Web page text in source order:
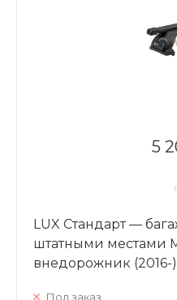
5
LUX Стандарт —
штатными местами
внедорожник (2016-)
Под заказ